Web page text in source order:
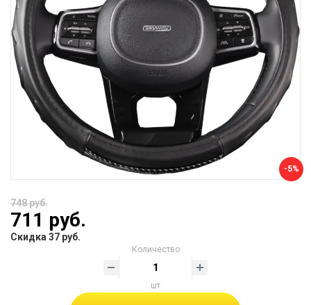
-5%
748 руб.
711 руб.
Скидка 37 руб.
Количество
шт